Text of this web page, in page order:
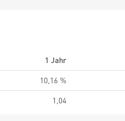
1 Jahr
10,16 %
1,04